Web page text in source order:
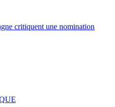
critiquent une nomination